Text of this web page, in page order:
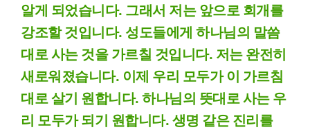
알게 되었습니다. 그래서 저는 앞으로 회개를
강조할 것입니다. 성도들에게 하나님의 말씀
대로 사는 것을 가르칠 것입니다. 저는 완전히
새로워졌습니다. 이제 우리 모두가 이 가르침
대로 살기 원합니다. 하나님의 뜻대로 사는 우
리 모두가 되기 원합니다. 생명 같은 진리를